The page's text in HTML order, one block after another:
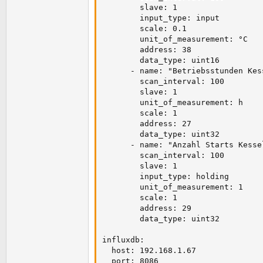
        slave: 1
        input_type: input
        scale: 0.1
        unit_of_measurement: °C
        address: 38
        data_type: uint16
- name: "Betriebsstunden
        scan_interval: 100
        slave: 1
        unit_of_measurement: h
        scale: 1
        address: 27
        data_type: uint32
- name: "Anzahl Starts
        scan_interval: 100
        slave: 1
        input_type: holding
        unit_of_measurement: 1
        scale: 1
        address: 29
        data_type: uint32
influxdb:
  host: 192.168.1.67
  port: 8086